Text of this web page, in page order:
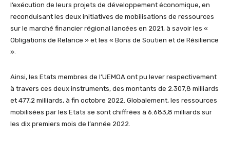
l’exécution de leurs projets de développement économique, en
reconduisant les deux initiatives de mobilisations de ressources
sur le marché financier régional lancées en 2021, à savoir les «
Obligations de Relance » et les « Bons de Soutien et de Résilience
».
Ainsi, les Etats membres de l’UEMOA ont pu lever respectivement
à travers ces deux instruments, des montants de 2.307,8 milliards
et 477,2 milliards, à fin octobre 2022. Globalement, les ressources
mobilisées par les Etats se sont chiffrées à 6.683,8 milliards sur
les dix premiers mois de l’année 2022.